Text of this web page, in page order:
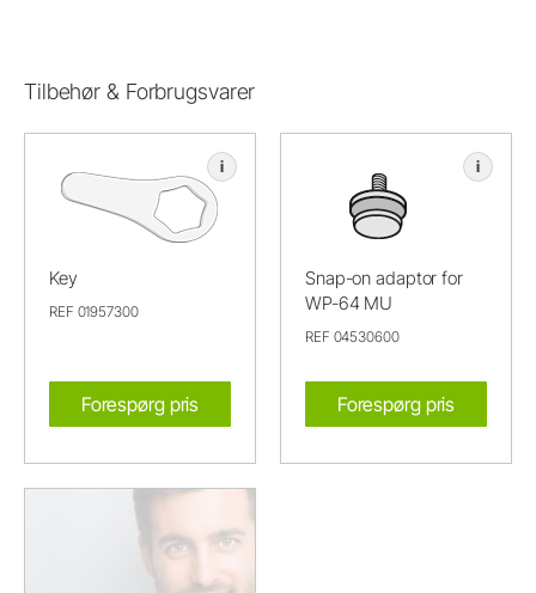
Tilbehør & Forbrugsvarer
i
Key
REF 01957300
Forespørg pris
i
Snap-on adaptor for
WP-64 MU
REF 04530600
Forespørg pris